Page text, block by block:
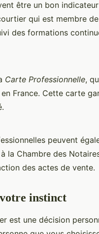
être un bon
qui est membre
des formations
Carte Professionnelle,
France. Cette carte
peuvent
la Chambre des
des actes de vente.
instinct
est une décision